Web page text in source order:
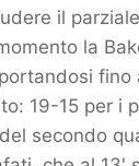
il
la
fino
19-15 per i
secondo